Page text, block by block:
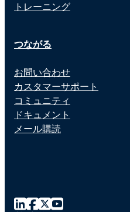
トレーニング
つながる
お問い合わせ
カスタマーサポート
コミュニティ
ドキュメント
メール購読